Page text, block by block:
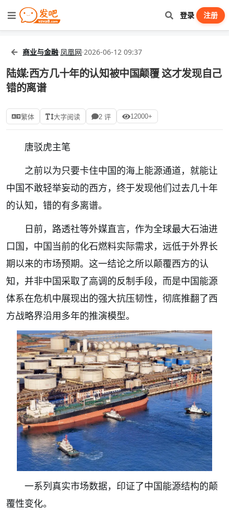
登录 注册
商业与金融·凤凰网·2026-06-12 09:37
陆媒:西方几十年的认知被中国颠覆 这才发现自己
错的离谱
繁体 大字阅读 2 评 12000+
唐驳虎主笔
之前以为只要卡住中国的海上能源通道，就能让
中国不敢轻举妄动的西方，终于发现他们过去几十年
的认知，错的有多离谱。
日前，路透社等外媒直言，作为全球最大石油进
口国，中国当前的化石燃料实际需求，远低于外界长
期以来的市场预期。这一结论之所以颠覆西方的认
知，并非中国采取了高调的反制手段，而是中国能源
体系在危机中展现出的强大抗压韧性，彻底推翻了西
方战略界沿用多年的推演模型。
一系列真实市场数据，印证了中国能源结构的颠
覆性变化。